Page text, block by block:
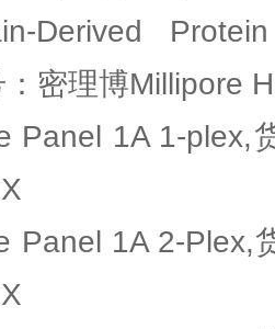
Derived
密理博Millipore
Panel 1A 1-plex,
Panel 1A 2-Plex,